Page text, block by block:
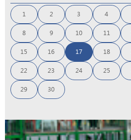
1 2 3 4
8 9 10 11
15 16 17 18
22 23 24 25
29 30